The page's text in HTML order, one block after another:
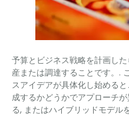
予算とビジネス戦略を計画し
産または調達することです。.
スアイデアが具体化し始める
成するかどうかでアプローチ
る, またはハイブリッドモデル